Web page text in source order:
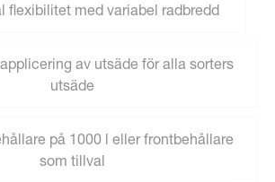
flexibilitet med variabel radbredd
av utsäde för alla sorters
utsäde
på 1000 l eller frontbehållare
som tillval